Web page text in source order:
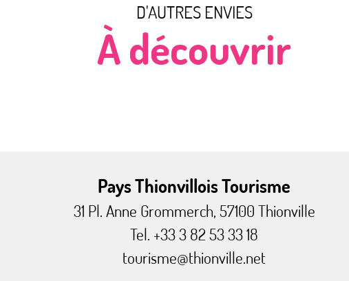
D'AUTRES ENVIES
À découvrir
Pays Thionvillois Tourisme
31 Pl. Anne Grommerch, 57100 Thionville
Tel. +33 3 82 53 33 18
tourisme@thionville.net